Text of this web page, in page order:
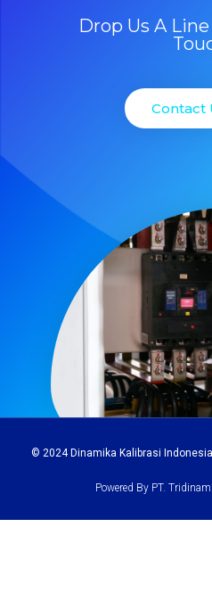
Drop Us A
Contact
© 2024 Dinamika Kalibrasi Indonesia
Powered By PT.